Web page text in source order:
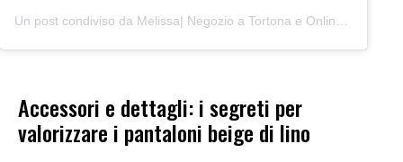
Accessori e dettagli: i segreti per
valorizzare i pantaloni beige di lino